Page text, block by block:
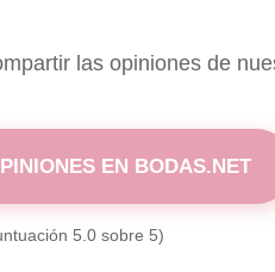
las opiniones de
EN BODAS.NET
5.0 sobre 5)